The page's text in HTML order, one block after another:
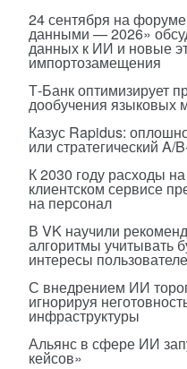
24 сентября на
данными — 2026»
данных к ИИ и новые
импортозамещения
Т-Банк оптимизирует
дообучения языковых
Казус Rapidus:
или стратегический A/
К 2030 году расходы
клиентском сервисе
на персонал
В VK научили
алгоритмы учитывать
интересы
С внедрением ИИ
игнорируя
инфраструктуры
Альянс в сфере ИИ
кейсов»